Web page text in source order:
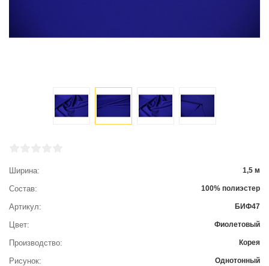
Ширина 1,5 м
Состав 100% полиэстер
Артикул БИФ47
Цвет Фиолетовый
Производство Корея
Рисунок Однотонный